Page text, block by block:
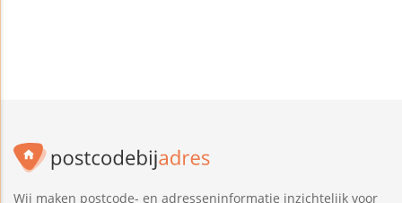
Wij maken postcode- en adresseninformatie inzichtelijk voor